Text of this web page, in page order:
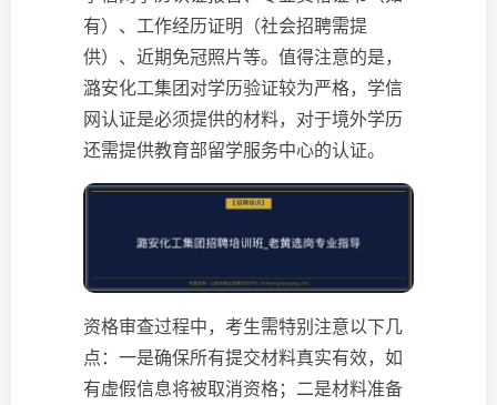
有）、工作经历证明（社会招聘需提
供）、近期免冠照片等。值得注意的是，
潞安化工集团对学历验证较为严格，学信
网认证是必须提供的材料，对于境外学历
还需提供教育部留学服务中心的认证。
资格审查过程中，考生需特别注意以下几
点：一是确保所有提交材料真实有效，如
有虚假信息将被取消资格；二是材料准备